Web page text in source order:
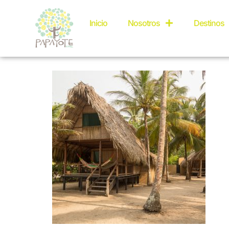
Inicio Nosotros Destinos